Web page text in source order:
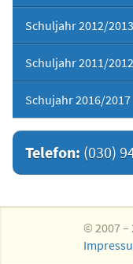
Schuljahr 2012/2013
Schuljahr 2011/2012
Schujahr 2016/2017
Telefon: (030)
© 2007 –